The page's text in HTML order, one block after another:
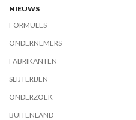
NIEUWS
FORMULES
ONDERNEMERS
FABRIKANTEN
SLIJTERIJEN
ONDERZOEK
BUITENLAND